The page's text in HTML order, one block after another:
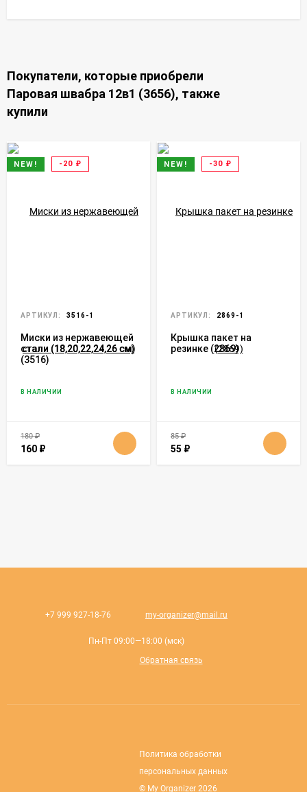
Покупатели, которые приобрели
Паровая швабра 12в1 (3656), также
купили
NEW! -20 ₽
АРТИКУЛ: 3516-1
Миски из нержавеющей
стали (18,20,22,24,26 см)
(3516)
В НАЛИЧИИ
180₽
160 ₽
NEW! -30 ₽
АРТИКУЛ: 2869-1
Крышка пакет на
резинке (2869)
В НАЛИЧИИ
85₽
55 ₽
+7 999 927-18-76 my-organizer@mail.ru
Пн-Пт 09:00—18:00 (мск)
Обратная связь
Политика обработки
персональных данных
© My Organizer 2026